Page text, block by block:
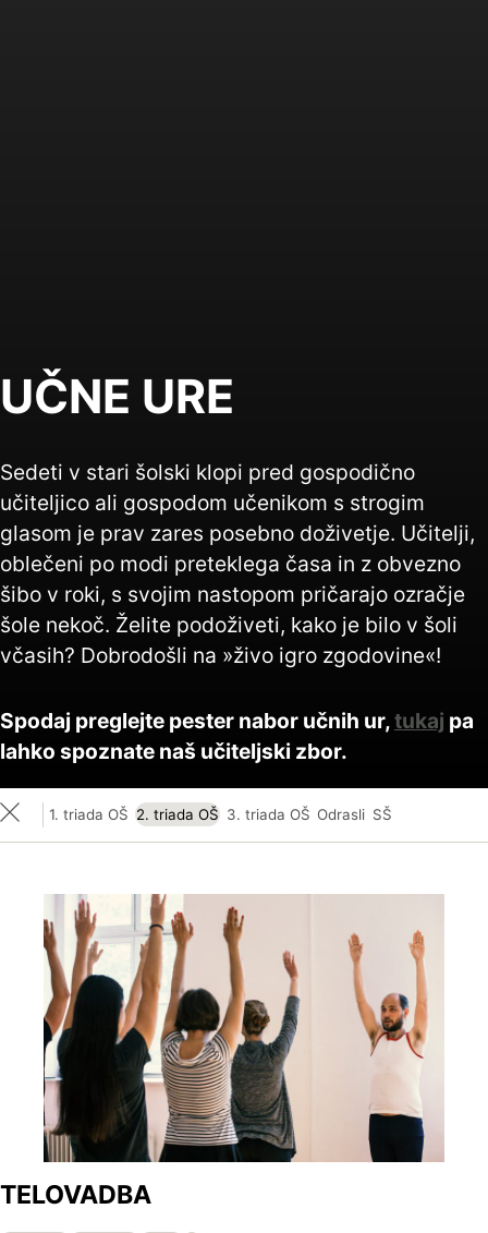
UČNE URE
Sedeti v stari šolski klopi pred gospodično
učiteljico ali gospodom učenikom s strogim
glasom je prav zares posebno doživetje. Učitelji,
oblečeni po modi preteklega časa in z obvezno
šibo v roki, s svojim nastopom pričarajo ozračje
šole nekoč. Želite podoživeti, kako je bilo v šoli
včasih? Dobrodošli na »živo igro zgodovine«!
Spodaj preglejte pester nabor učnih ur,tukaj pa
lahko spoznate naš učiteljski zbor.
1. triada OŠ 2. triada OŠ 3. triada OŠ Odrasli SŠ
TELOVADBA